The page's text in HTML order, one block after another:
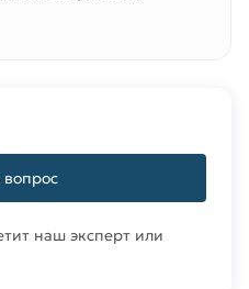
вопрос
наш эксперт или